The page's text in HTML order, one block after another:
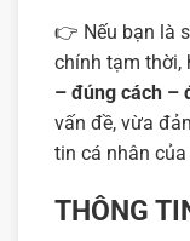
👉 Nếu bạn là
chính tạm thời,
– đúng cách –
vấn đề, vừa
tin cá nhân
THÔNG